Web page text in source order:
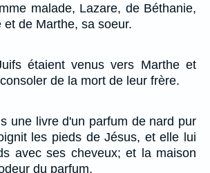
malade, Lazare, de Béthanie,
de Marthe, sa soeur.
étaient venus vers Marthe et
de la mort de leur frère.
une livre d'un parfum de nard pur
les pieds de Jésus, et elle lui
avec ses cheveux; et la maison
du parfum.